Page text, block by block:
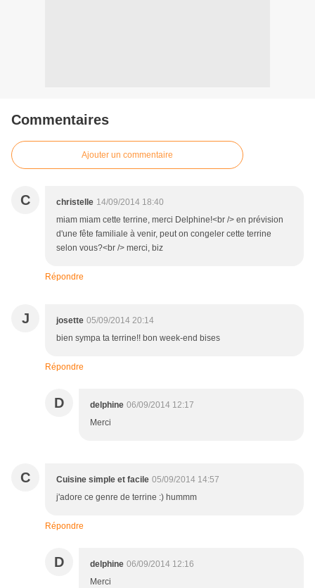
Commentaires
Ajouter un commentaire
C christelle 14/09/2014 18:40
miam miam cette terrine, merci Delphine!<br /> en prévision
d'une fête familiale à venir, peut on congeler cette terrine
selon vous?<br /> merci, biz
Répondre
J josette 05/09/2014 20:14
bien sympa ta terrine!! bon week-end bises
Répondre
D delphine 06/09/2014 12:17
Merci
C Cuisine simple et facile 05/09/2014 14:57
j'adore ce genre de terrine :) hummm
Répondre
D delphine 06/09/2014 12:16
Merci